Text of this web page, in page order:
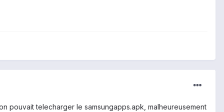
pouvait telecharger le samsungapps.apk, malheureusement